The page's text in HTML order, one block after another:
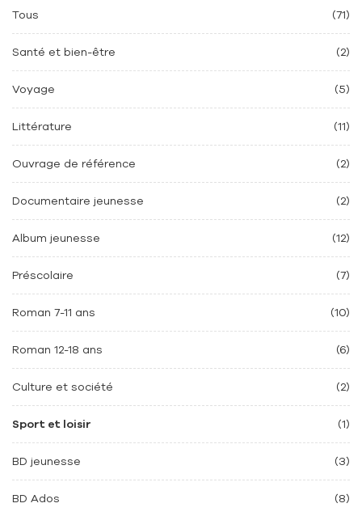
Tous (71)
Santé et bien-être (2)
Voyage (5)
Littérature (11)
Ouvrage de référence (2)
Documentaire jeunesse (2)
Album jeunesse (12)
Préscolaire (7)
Roman 7-11 ans (10)
Roman 12-18 ans (6)
Culture et société (2)
Sport et loisir (1)
BD jeunesse (3)
BD Ados (8)